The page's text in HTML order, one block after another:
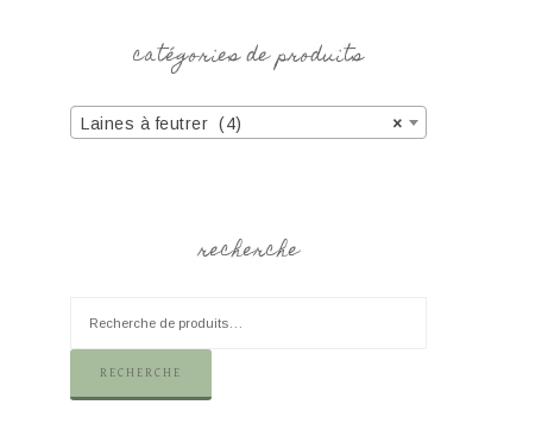
catégories de produits
×
Laines à feutrer (4)
recherche
RECHERCHE